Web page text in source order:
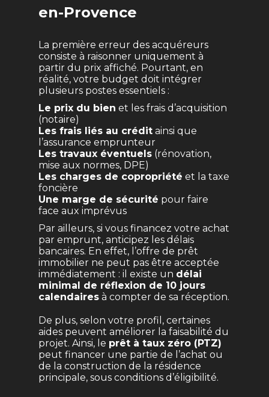
en-Provence
La première erreur des acquéreurs
consiste à raisonner uniquement à
partir du prix affiché. Pourtant, en
réalité, votre budget doit intégrer
plusieurs postes essentiels :
Le prix du bien et les frais d’acquisition
(notaire)
Les frais liés au crédit ainsi que
l’assurance emprunteur
Les travaux éventuels (rénovation,
mise aux normes, DPE)
Les charges de copropriété et la taxe
foncière
Une marge de sécurité pour faire
face aux imprévus
Par ailleurs, si vous financez votre achat
par emprunt, anticipez les délais
bancaires. En effet, l’offre de prêt
immobilier ne peut pas être acceptée
immédiatement : il existe un délai
minimal de réflexion de 10 jours
calendaires à compter de sa réception.
De plus, selon votre profil, certaines
aides peuvent améliorer la faisabilité du
projet. Ainsi, le prêt à taux zéro (PTZ)
peut financer une partie de l’achat ou
de la construction de la résidence
principale, sous conditions d’éligibilité.